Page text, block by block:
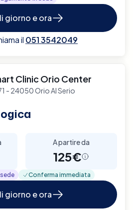
giorno e ora
il 051 3542049
Clinic Orio Center
- 24050 Orio Al Serio
A partire da
125€
Conferma immediata
giorno e ora